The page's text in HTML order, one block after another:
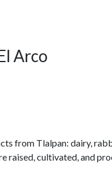
Arco
from Tlalpan: dairy,
raised, cultivated, and